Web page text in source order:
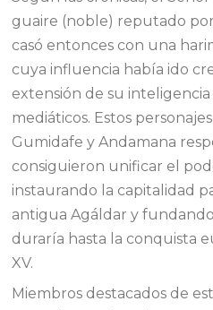
guaire (noble) reputado por
casó entonces con una
cuya influencia había ido
extensión de su
mediáticos. Estos
Gumidafe y Andamana
consiguieron unificar el
instaurando la capitalidad
antigua Agáldar y
duraría hasta la conquista
XV.
Miembros destacados de